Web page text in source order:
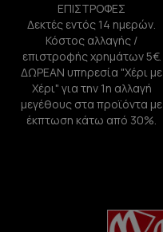
ΕΠΙΣΤΡΟΦΕΣ
Δεκτές εντός 14 ημερών.
Κόστος αλλαγής /
επιστροφής χρημάτων 5€.
ΔΩΡΕΑΝ υπηρεσία "Χέρι με
Χέρι" για την 1η αλλαγή
μεγέθους στα προϊόντα με
έκπτωση κάτω από 30%.